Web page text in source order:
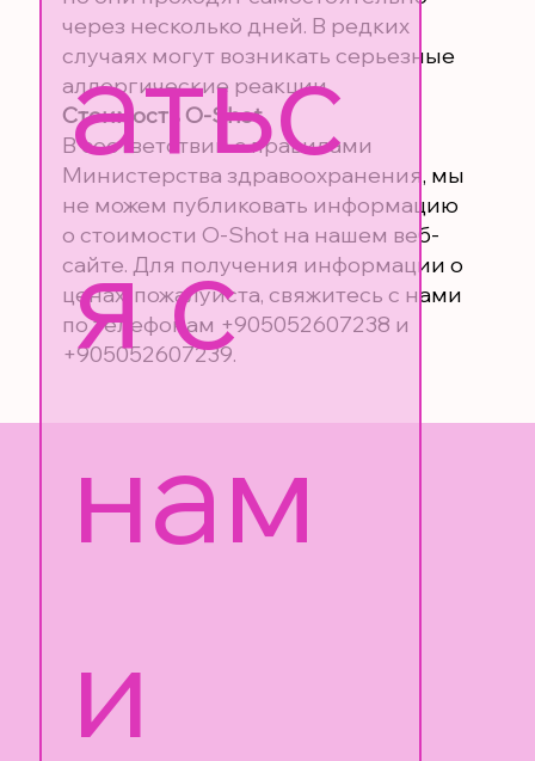
через несколько дней. В редких
случаях могут возникать серьезные
аллергические реакции.
Стоимость O-Shot
В соответствии с правилами
Министерства здравоохранения, мы
не можем публиковать информацию
о стоимости O-Shot на нашем веб-
сайте. Для получения информации о
ценах, пожалуйста, свяжитесь с нами
по телефонам +905052607238 и
+905052607239.
атьс
я с
нам
и